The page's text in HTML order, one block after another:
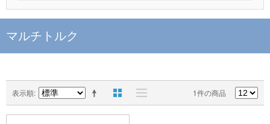
マルチトルク
表示順 1件の商品